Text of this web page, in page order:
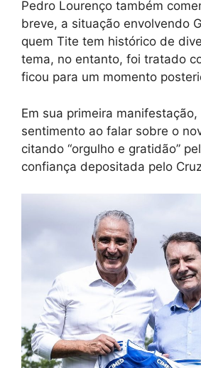
Pedro Lourenço também
breve, a situação envolvendo
quem Tite tem histórico de
tema, no entanto, foi tratado
ficou para um momento
Em sua primeira
sentimento ao falar sobre o
citando “orgulho e gratidão”
confiança depositada pelo